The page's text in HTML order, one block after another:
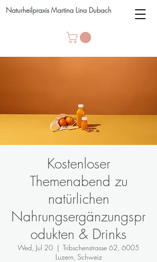
Naturheilpraxis Martina Lina Dubach
Kostenloser
Themenabend zu
natürlichen
Nahrungsergänzungspr
odukten & Drinks
Wed, Jul 20
  |
Tribschenstrasse 62, 6005
Luzern, Schweiz